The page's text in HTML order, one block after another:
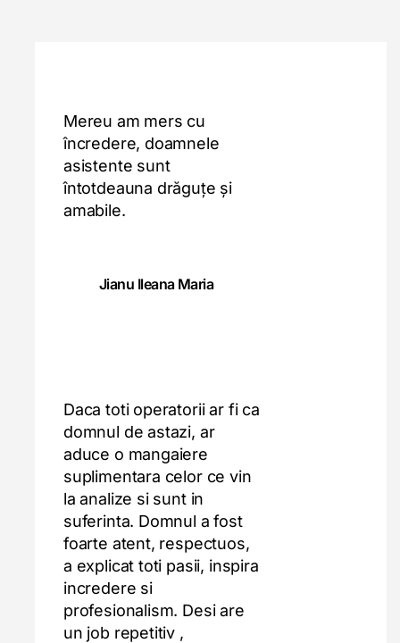
Mereu am mers cu
încredere, doamnele
asistente sunt
întotdeauna drăguțe și
amabile.
Jianu Ileana Maria
Daca toti operatorii ar fi ca
domnul de astazi, ar
aduce o mangaiere
suplimentara celor ce vin
la analize si sunt in
suferinta. Domnul a fost
foarte atent, respectuos,
a explicat toti pasii, inspira
incredere si
profesionalism. Desi are
un job repetitiv ,